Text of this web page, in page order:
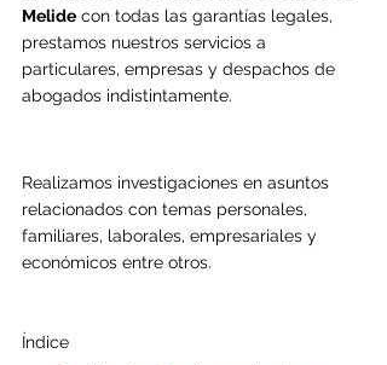
Melide con todas las garantías legales,
prestamos nuestros servicios a
particulares, empresas y despachos de
abogados indistintamente.
Realizamos investigaciones en asuntos
relacionados con temas personales,
familiares, laborales, empresariales y
económicos entre otros.
Índice